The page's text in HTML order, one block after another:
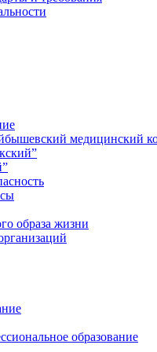
медицинский
образа жизни
образование